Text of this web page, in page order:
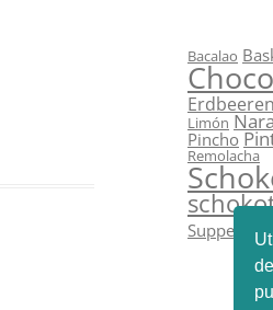
Bacalao
Erdbeeren
Limón
Pincho
Remolacha
Suppe